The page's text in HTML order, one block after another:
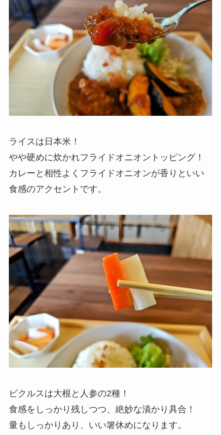
ライスは日本米！
やや硬めに炊かれフライドオニオントッピング！
カレーと相性よくフライドオニオンが香りといい
食感のアクセントです。
ピクルスは大根と人参の2種！
食感をしっかり残しつつ、絶妙な漬かり具合！
量もしっかりあり、いい箸休めになります。